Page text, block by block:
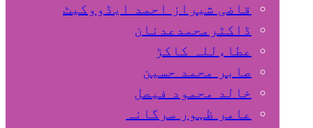
قاضی شیراز احمد ایڈووکیٹ
ڈاکٹرمحمدعدنان
عطاءللہ کاکڑ
صابر محمد حسین
خالد محمود فیصل
عامر ظہور سرگانہ